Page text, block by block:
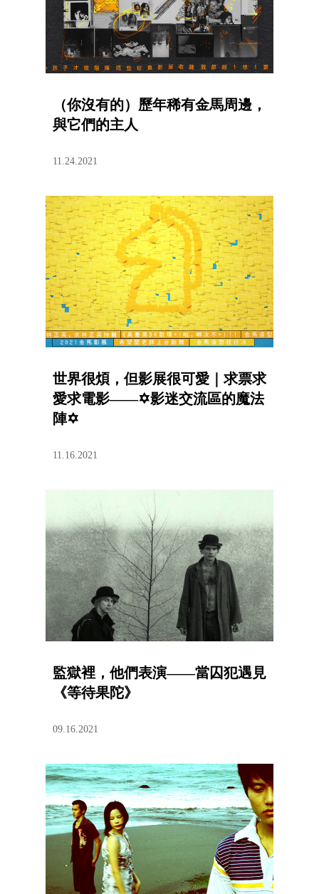
（你沒有的）歷年稀有金馬周邊，
與它們的主人
11.24.2021
世界很煩，但影展很可愛｜求票求
愛求電影——✡影迷交流區的魔法
陣✡
11.16.2021
監獄裡，他們表演——當囚犯遇見
《等待果陀》
09.16.2021